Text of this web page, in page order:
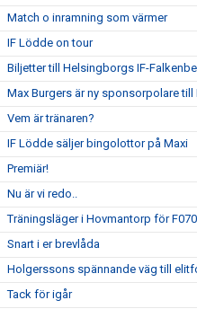
Match o inramning som värmer
IF Lödde on tour
Biljetter till Helsingborgs IF-
Max Burgers är ny sponsorpolare till
Vem är tränaren?
IF Lödde säljer bingolottor på Maxi
Premiär!
Nu är vi redo..
Träningsläger i Hovmantorp för
Snart i er brevlåda
Holgerssons spännande väg till
Tack för igår